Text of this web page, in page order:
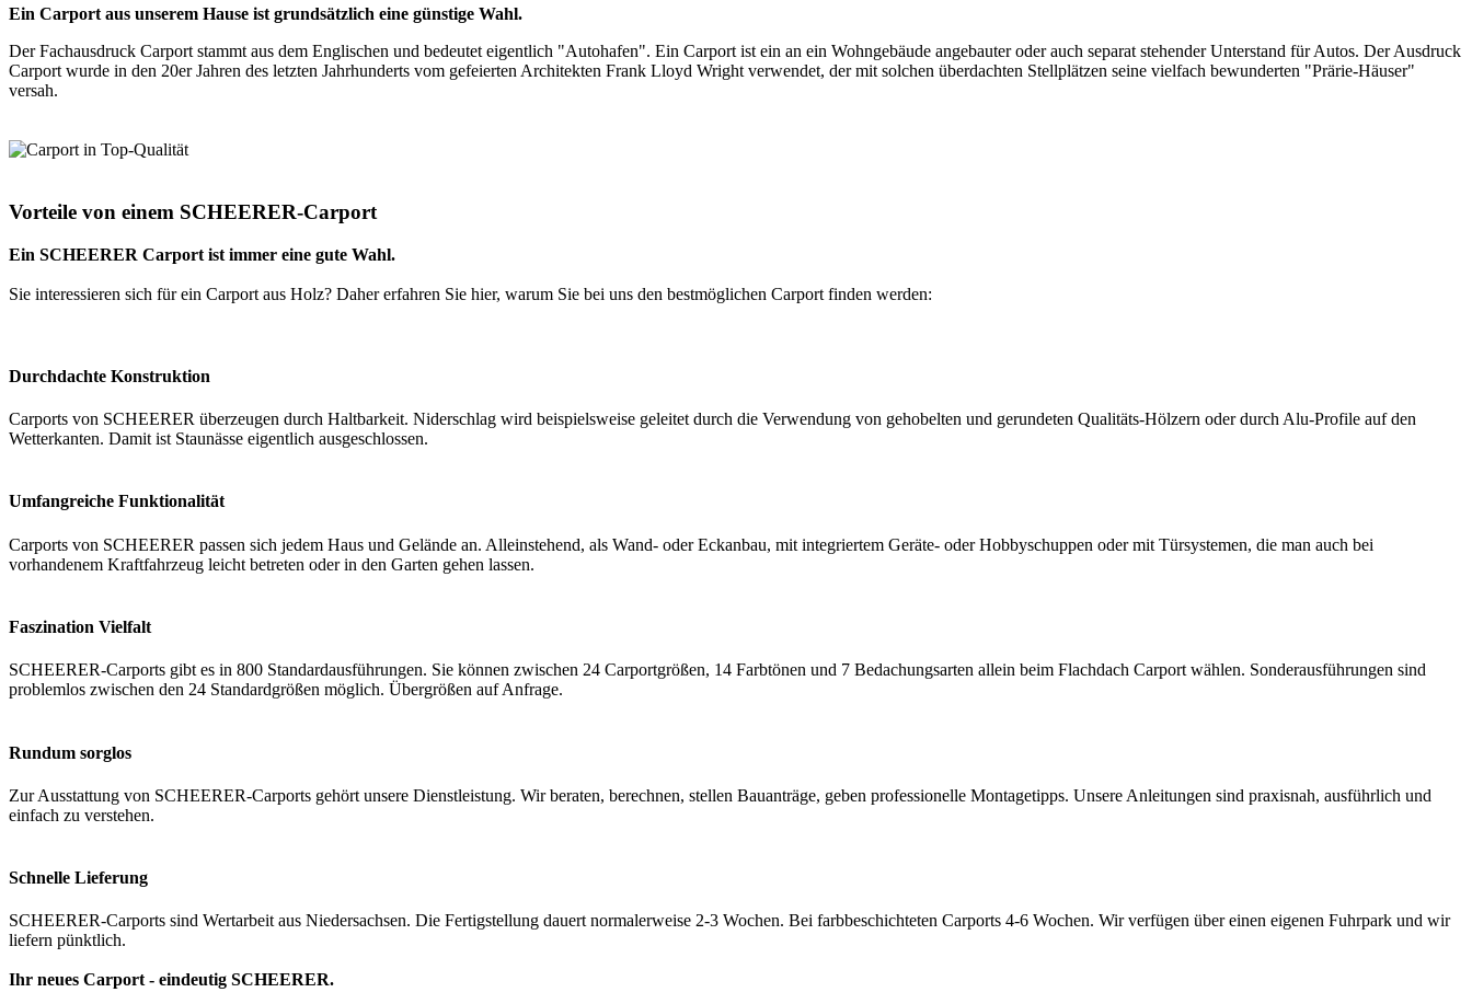
Ein Carport aus unserem Hause ist grundsätzlich eine günstige Wahl.
Der Fachausdruck Carport stammt aus dem Englischen und bedeutet eigentlich "Autohafen". Ein Carport ist ein an ein Wohngebäude angebauter oder auch separat stehender Unterstand für Autos. Der Ausdruck
Carport wurde in den 20er Jahren des letzten Jahrhunderts vom gefeierten Architekten Frank Lloyd Wright verwendet, der mit solchen überdachten Stellplätzen seine vielfach bewunderten "Prärie-Häuser"
versah.
Vorteile von einem SCHEERER-Carport
Ein SCHEERER Carport ist immer eine gute Wahl.
Sie interessieren sich für ein Carport aus Holz? Daher erfahren Sie hier, warum Sie bei uns den bestmöglichen Carport finden werden:
Durchdachte Konstruktion
Carports von SCHEERER überzeugen durch Haltbarkeit. Niderschlag wird beispielsweise geleitet durch die Verwendung von gehobelten und gerundeten Qualitäts-Hölzern oder durch Alu-Profile auf den
Wetterkanten. Damit ist Staunässe eigentlich ausgeschlossen.
Umfangreiche Funktionalität
Carports von SCHEERER passen sich jedem Haus und Gelände an. Alleinstehend, als Wand- oder Eckanbau, mit integriertem Geräte- oder Hobbyschuppen oder mit Türsystemen, die man auch bei
vorhandenem Kraftfahrzeug leicht betreten oder in den Garten gehen lassen.
Faszination Vielfalt
SCHEERER-Carports gibt es in 800 Standardausführungen. Sie können zwischen 24 Carportgrößen, 14 Farbtönen und 7 Bedachungsarten allein beim Flachdach Carport wählen. Sonderausführungen sind
problemlos zwischen den 24 Standardgrößen möglich. Übergrößen auf Anfrage.
Rundum sorglos
Zur Ausstattung von SCHEERER-Carports gehört unsere Dienstleistung. Wir beraten, berechnen, stellen Bauanträge, geben professionelle Montagetipps. Unsere Anleitungen sind praxisnah, ausführlich und
einfach zu verstehen.
Schnelle Lieferung
SCHEERER-Carports sind Wertarbeit aus Niedersachsen. Die Fertigstellung dauert normalerweise 2-3 Wochen. Bei farbbeschichteten Carports 4-6 Wochen. Wir verfügen über einen eigenen Fuhrpark und wir
liefern pünktlich.
Ihr neues Carport - eindeutig SCHEERER.